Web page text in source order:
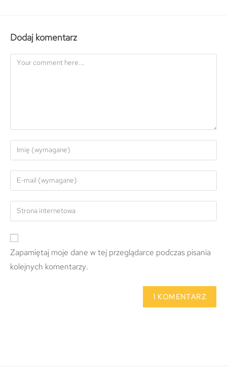
Dodaj komentarz
Zapamiętaj moje dane w tej przeglądarce podczas pisania
kolejnych komentarzy.